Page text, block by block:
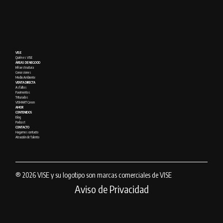
VISE
Quién es VISE
ÁREAS DE NEGOCIO
Infraestructura
Concesiones
Medio Ambiente
VENTA DIRECTA
Asfaltos
Pavimentos
Triturados
VISMART Green
AMOR
CONTENIDOS
Blog
Podcast
CONTACTO
Hagamos contacto
Atracción de Talento
® 2026 VISE y su logotipo son marcas comerciales de VISE
Aviso de Privacidad